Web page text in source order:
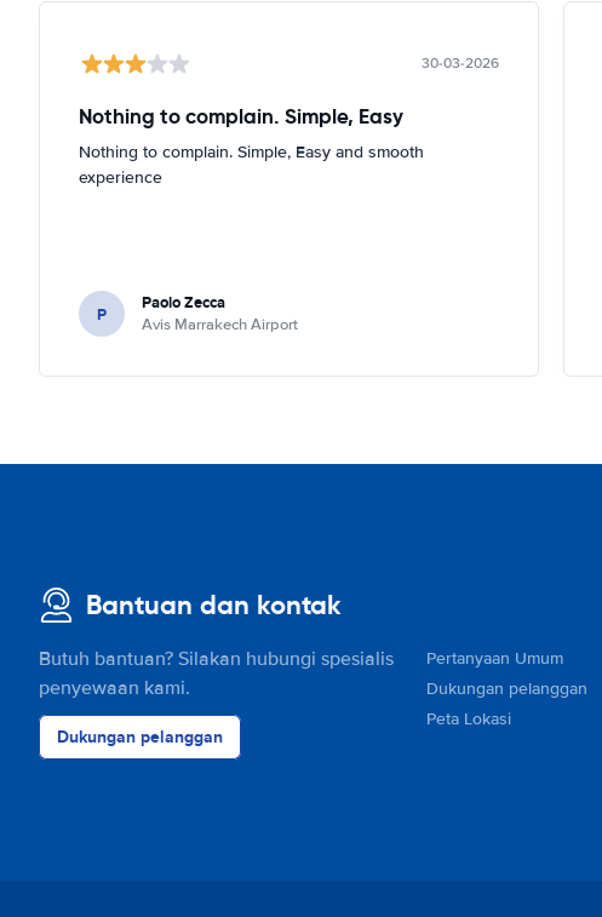
30-03-2026
Nothing to complain. Simple, Easy
Nothing to complain. Simple, Easy and smooth
experience
P Paolo Zecca
Avis Marrakech Airport
Bantuan dan kontak
Butuh bantuan? Silakan hubungi spesialis
penyewaan kami.
Dukungan pelanggan
Pertanyaan Umum
Dukungan pelanggan
Peta Lokasi